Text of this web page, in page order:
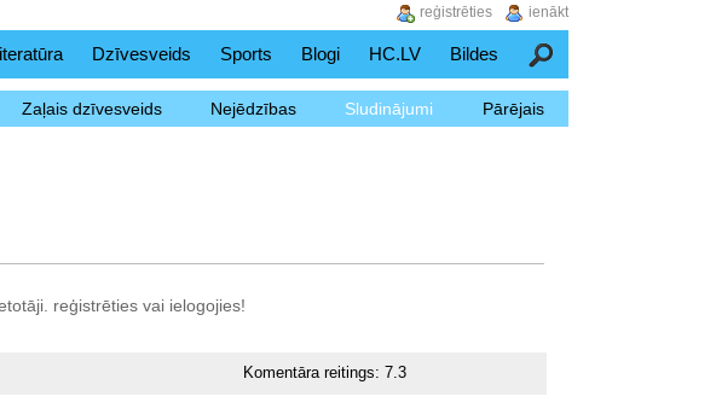
Dzīvesveids Sports Blogi HC.LV Bildes Meklēšana
Zaļais dzīvesveids Nejēdzības Sludinājumi Pārējais
reģistrētiesvai ielogojies!
Komentāra reitings: 7.3
ienākt
reģistrēties